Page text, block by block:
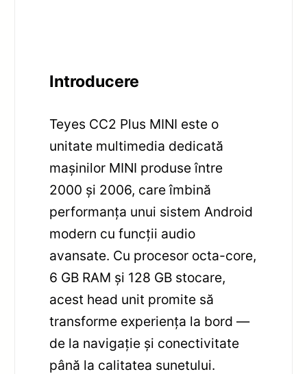
Introducere
Teyes CC2 Plus MINI este o
unitate multimedia dedicată
mașinilor MINI produse între
2000 și 2006, care îmbină
performanța unui sistem Android
modern cu funcții audio
avansate. Cu procesor octa-core,
6 GB RAM și 128 GB stocare,
acest head unit promite să
transforme experiența la bord —
de la navigație și conectivitate
până la calitatea sunetului.